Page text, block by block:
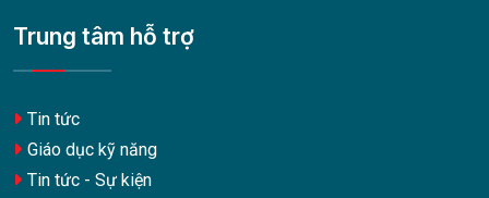
Trung tâm hỗ trợ
Tin tức
Giáo dục kỹ năng
Tin tức - Sự kiện